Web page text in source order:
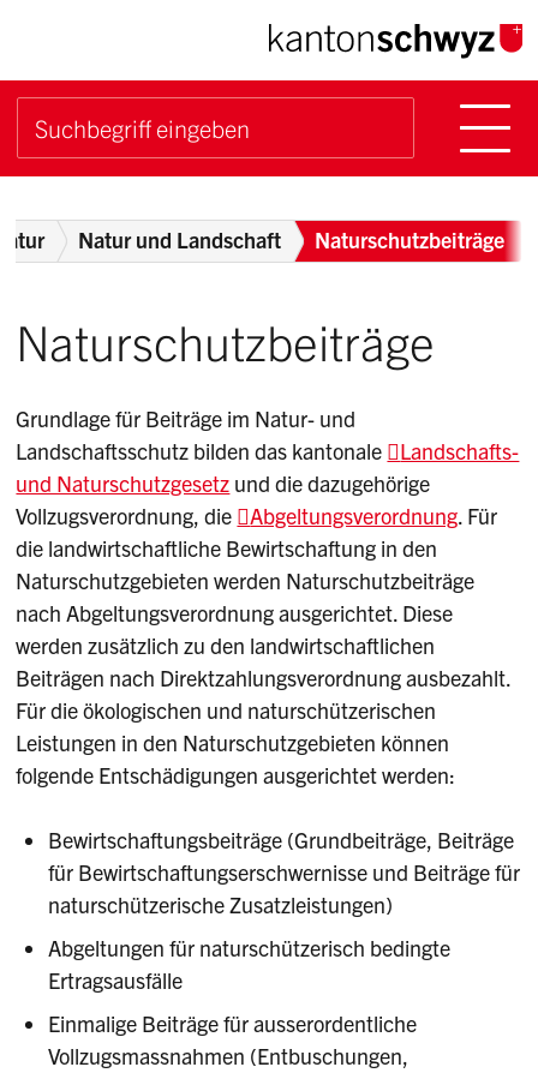
Navigieren im Kanton
Schnellnavigation
Suchbegriff
Breadcrumb
Natur und Landschaft Naturschutzbeiträge
Naturschutzbeiträge
Grundlage für Beiträge im Natur- und
Landschaftsschutz bilden das kantonale
Landschafts-
und Naturschutzgesetz und die dazugehörige
Vollzugsverordnung, die
Abgeltungsverordnung. Für
die landwirtschaftliche Bewirtschaftung in den
Naturschutzgebieten werden Naturschutzbeiträge
nach Abgeltungsverordnung ausgerichtet. Diese
werden zusätzlich zu den landwirtschaftlichen
Beiträgen nach Direktzahlungsverordnung ausbezahlt.
Für die ökologischen und naturschützerischen
Leistungen in den Naturschutzgebieten können
folgende Entschädigungen ausgerichtet werden:
Bewirtschaftungsbeiträge (Grundbeiträge, Beiträge
für Bewirtschaftungserschwernisse und Beiträge für
naturschützerische Zusatzleistungen)
Abgeltungen für naturschützerisch bedingte
Ertragsausfälle
Einmalige Beiträge für ausserordentliche
Vollzugsmassnahmen (Entbuschungen,